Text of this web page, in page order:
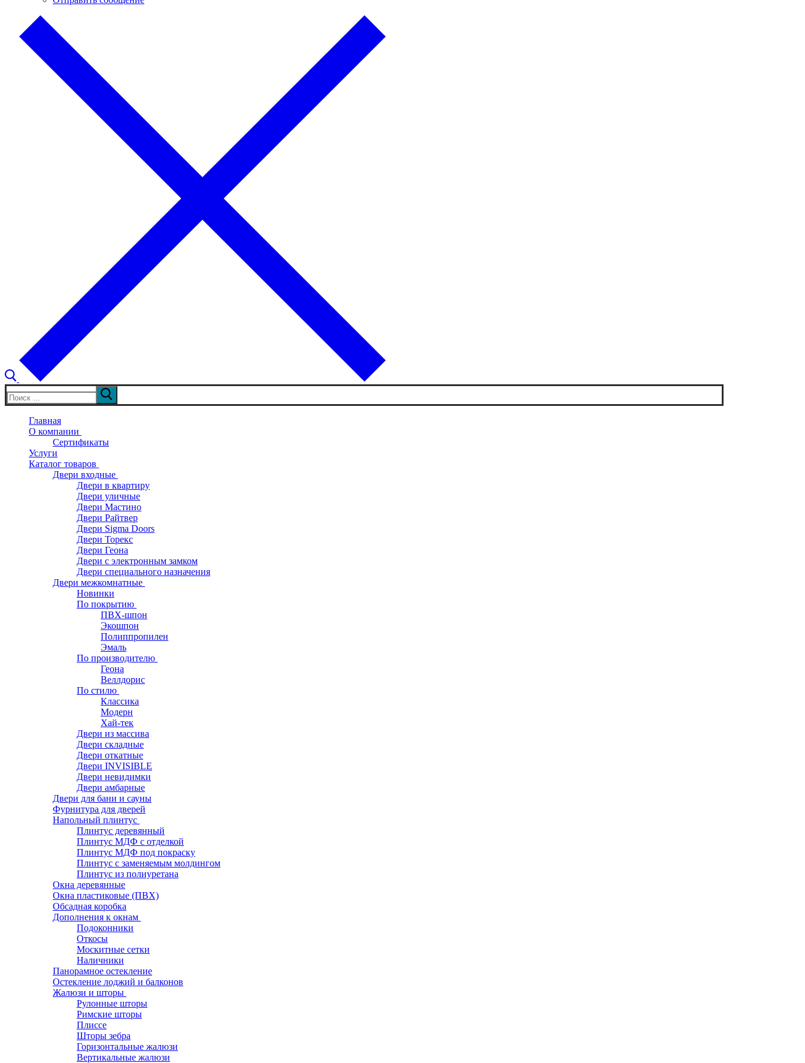
Искать:
Главная
О компании
Сертификаты
Услуги
Каталог товаров
Двери входные
Двери в квартиру
Двери уличные
Двери Мастино
Двери Райтвер
Двери Sigma Doors
Двери Торекс
Двери Геона
Двери с электронным замком
Двери специального назначения
Двери межкомнатные
Новинки
По покрытию
ПВХ-шпон
Экошпон
Полиппропилен
Эмаль
По производителю
Геона
Веллдорис
По стилю
Классика
Модерн
Хай-тек
Двери из массива
Двери складные
Двери откатные
Двери INVISIBLE
Двери невидимки
Двери амбарные
Двери для бани и сауны
Фурнитура для дверей
Напольный плинтус
Плинтус деревянный
Плинтус МДФ с отделкой
Плинтус МДФ под покраску
Плинтус с заменяемым молдингом
Плинтус из полиуретана
Окна деревянные
Окна пластиковые (ПВХ)
Обсадная коробка
Дополнения к окнам
Подоконники
Откосы
Москитные сетки
Наличники
Панорамное остекление
Остекление лоджий и балконов
Жалюзи и шторы
Рулонные шторы
Римские шторы
Плиссе
Шторы зебра
Горизонтальные жалюзи
Вертикальные жалюзи